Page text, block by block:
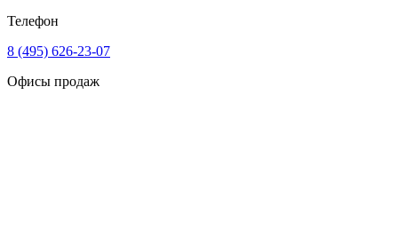
Телефон
8 (495) 626-23-07
Офисы продаж